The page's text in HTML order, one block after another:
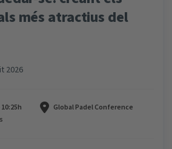
més atractius del
2026
Global Padel Conference